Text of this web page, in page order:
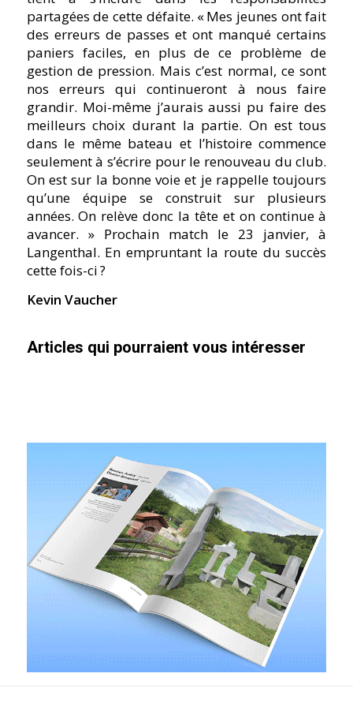
partagées de cette défaite. « Mes jeunes ont fait
des erreurs de passes et ont manqué certains
paniers faciles, en plus de ce problème de
gestion de pression. Mais c’est normal, ce sont
nos erreurs qui continueront à nous faire
grandir. Moi-même j’aurais aussi pu faire des
meilleurs choix durant la partie. On est tous
dans le même bateau et l’histoire commence
seulement à s’écrire pour le renouveau du club.
On est sur la bonne voie et je rappelle toujours
qu’une équipe se construit sur plusieurs
années. On relève donc la tête et on continue à
avancer. » Prochain match le 23 janvier, à
Langenthal. En empruntant la route du succès
cette fois-ci ?
Kevin Vaucher
Articles qui pourraient vous intéresser